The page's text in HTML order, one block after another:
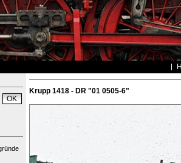
Krupp 1418 - DR "01 0505-6"